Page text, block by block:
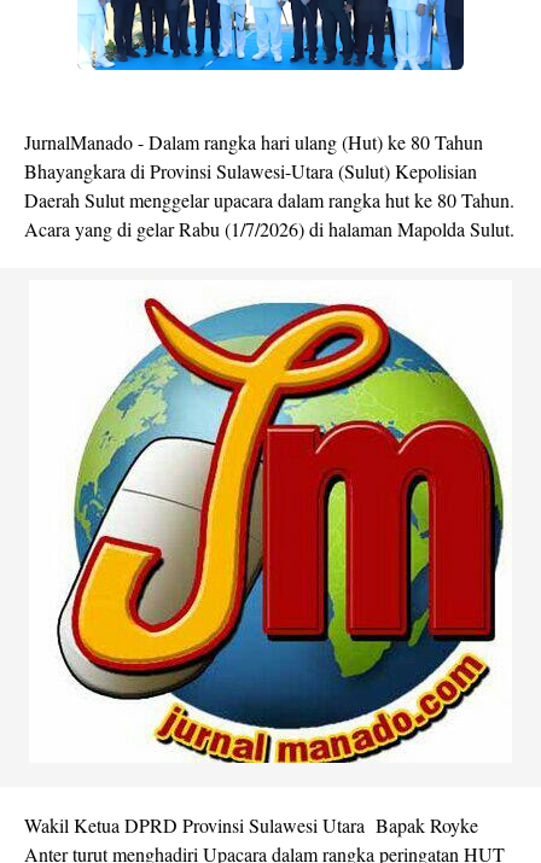
JurnalManado - Dalam rangka hari ulang (Hut) ke 80 Tahun
Bhayangkara di Provinsi Sulawesi-Utara (Sulut) Kepolisian
Daerah Sulut menggelar upacara dalam rangka hut ke 80 Tahun.
Acara yang di gelar Rabu (1/7/2026) di halaman Mapolda Sulut.
Wakil Ketua DPRD Provinsi Sulawesi Utara Bapak Royke
Anter turut menghadiri Upacara dalam rangka peringatan HUT